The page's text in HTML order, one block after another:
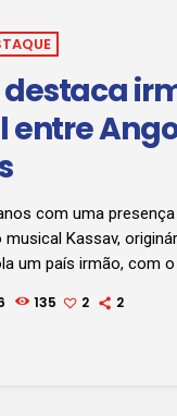
destaca
com uma
Kassav,
um país irmão, com
dois grandes
135 2 2